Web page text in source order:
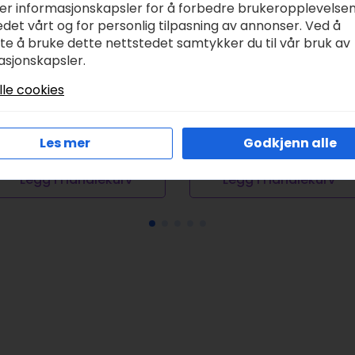
Game Color
– black green
58,00
Legg I Handlekurv
Vallejo Scenery – Wild
Legg I Handlekurv
informasjonskapsler for å forbedre
vårt og for personlig tilpasning av annonser. Ved å
å bruke dette nettstedet samtykker du til vår bruk av
cookies
Les mer Godkjenn alle